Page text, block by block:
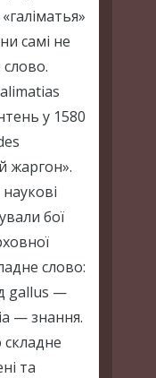
самі не
у 1580
жаргон».
бої
слово:
gallus —
— знання.
та